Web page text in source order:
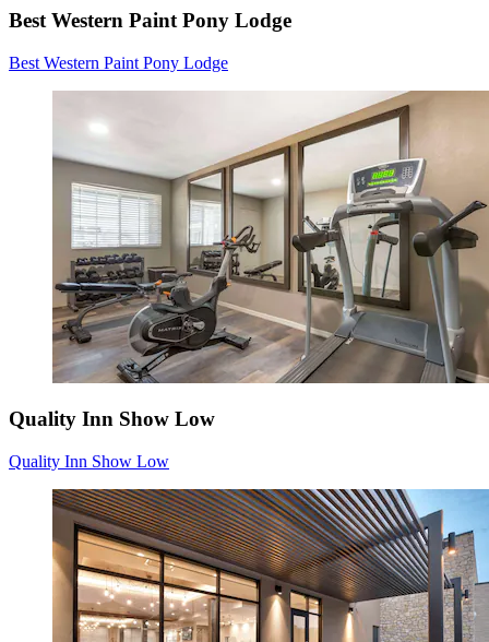
Best Western Paint Pony Lodge
Best Western Paint Pony Lodge
Quality Inn Show Low
Quality Inn Show Low